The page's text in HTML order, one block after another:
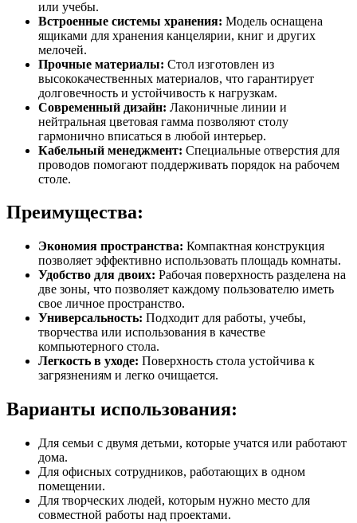
или учебы.
Встроенные системы хранения: Модель оснащена
ящиками для хранения канцелярии, книг и других
мелочей.
Прочные материалы: Стол изготовлен из
высококачественных материалов, что гарантирует
долговечность и устойчивость к нагрузкам.
Современный дизайн: Лаконичные линии и
нейтральная цветовая гамма позволяют столу
гармонично вписаться в любой интерьер.
Кабельный менеджмент: Специальные отверстия для
проводов помогают поддерживать порядок на рабочем
столе.
Преимущества:
Экономия пространства: Компактная конструкция
позволяет эффективно использовать площадь комнаты.
Удобство для двоих: Рабочая поверхность разделена на
две зоны, что позволяет каждому пользователю иметь
свое личное пространство.
Универсальность: Подходит для работы, учебы,
творчества или использования в качестве
компьютерного стола.
Легкость в уходе: Поверхность стола устойчива к
загрязнениям и легко очищается.
Варианты использования:
Для семьи с двумя детьми, которые учатся или работают
дома.
Для офисных сотрудников, работающих в одном
помещении.
Для творческих людей, которым нужно место для
совместной работы над проектами.